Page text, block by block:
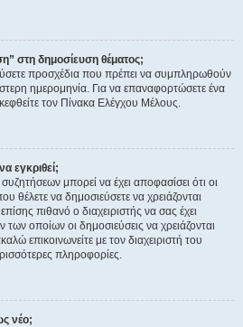
στη δημοσίευση θέματος;
προσχέδια που πρέπει να συμπληρωθούν
ημερομηνία. Για να επαναφορτώσετε ένα
τον Πίνακα Ελέγχου Μέλους.
εγκριθεί;
μπορεί να έχει αποφασίσει ότι οι
θέλετε να δημοσιεύσετε να χρειάζονται
πιθανό ο διαχειριστής να σας έχει
οποίων οι δημοσιεύσεις να χρειάζονται
επικοινωνείτε με τον διαχειριστή του
πληροφορίες.
νέο;